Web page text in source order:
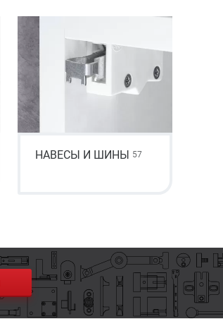
НАВЕСЫ И ШИНЫ 57